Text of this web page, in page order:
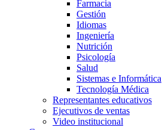
Farmacia
Gestión
Idiomas
Ingeniería
Nutrición
Psicología
Salud
Sistemas e Informática
Tecnología Médica
Representantes educativos
Ejecutivos de ventas
Video institucional